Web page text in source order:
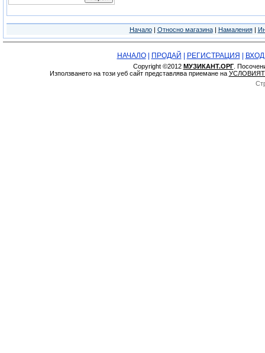
Начало| Относно магазина| Намаления|
НАЧАЛО| ПРОДАЙ РЕГИСТРАЦИЯ ВХОД
Copyright ©2012 МУЗИКАНТ.ОРГ.
Използването на този уеб сайт представлява приемане на